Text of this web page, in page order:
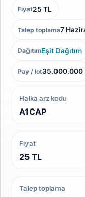
Fiyat25 TL
Talep toplama7
DağıtımEşit Dağıtım
Pay / lot35.000.000
Halka arz kodu
A1CAP
Fiyat
25 TL
Talep toplama